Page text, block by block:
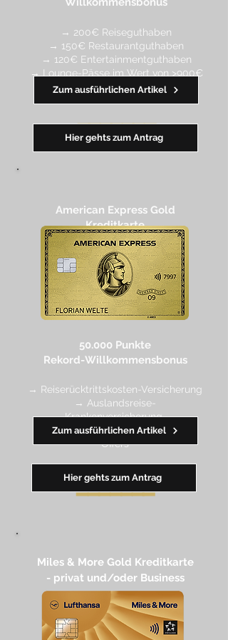
→ 200€ Reiseguthaben
→ 150€ Restaurantguthaben
→ 120€ Entertainmentguthaben
→ Lounge-Pässe im Wert von >900€
━━━━━━━
Zum ausführlichen Artikel
Hier gehts zum Antrag
American Express Gold
Kreditkarte
50.000 Punkte
Rekord-Willkommensbonus
→ Reiserücktrittskosten-Versicherung
→ Auslandsreise-
Krankenversicherung
→ wertvolle Rabatte dank Amex
Offers
━━━━━━━
Zum ausführlichen Artikel
Hier gehts zum Antrag
Miles & More Gold Kreditkarte​
- privat und/oder Business